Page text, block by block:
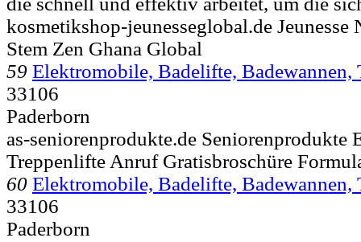
kosmetikshop-jeunesseglobal.de
Stem Zen Ghana Global
59 Elektromobile, Badelifte, Badewannen,
33106
Paderborn
as-seniorenprodukte.de Seniorenprodukte
Treppenlifte Anruf Gratisbroschüre
60 Elektromobile, Badelifte, Badewannen,
33106
Paderborn